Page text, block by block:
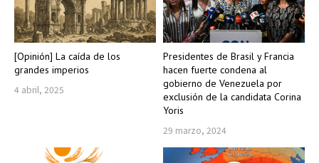
[Opinión] La caída de los
grandes imperios
4 abril, 2025
Presidentes de Brasil y Francia
hacen fuerte condena al
gobierno de Venezuela por
exclusión de la candidata Corina
Yoris
29 marzo, 2024